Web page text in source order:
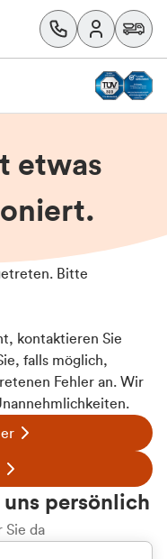
etwas
Bitte
kontaktieren Sie
falls möglich,
Fehler an. Wir
persönlich
Sie da